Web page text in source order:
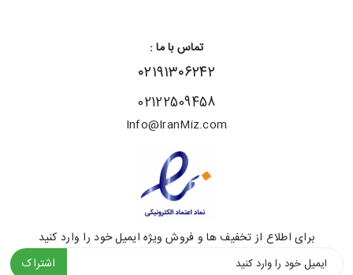
تماس با ما :
۰۲۱۹۱۳۰۶۲۴۲
02122509458
Info@IranMiz.com
برای اطلاع از تخفیف ها و فروش ویژه ایمیل خود را وارد کنید
اشتراک